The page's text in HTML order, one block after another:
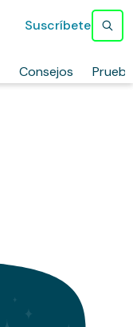
Consejos
Suscríbete